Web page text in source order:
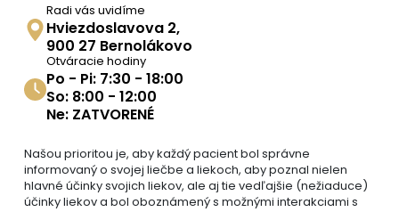
ADC Klasifikácia:
Radi vás uvidíme
Hviezdoslavova 2,
900 27 Bernolákovo
Otváracie hodiny
Po - Pi: 7:30 - 18:00
So: 8:00 - 12:00
Ne: ZATVORENÉ
Našou prioritou je, aby každý pacient bol správne
informovaný o svojej liečbe a liekoch, aby poznal nielen
hlavné účinky svojich liekov, ale aj tie vedľajšie (nežiaduce)
účinky liekov a bol oboznámený s možnými interakciami s